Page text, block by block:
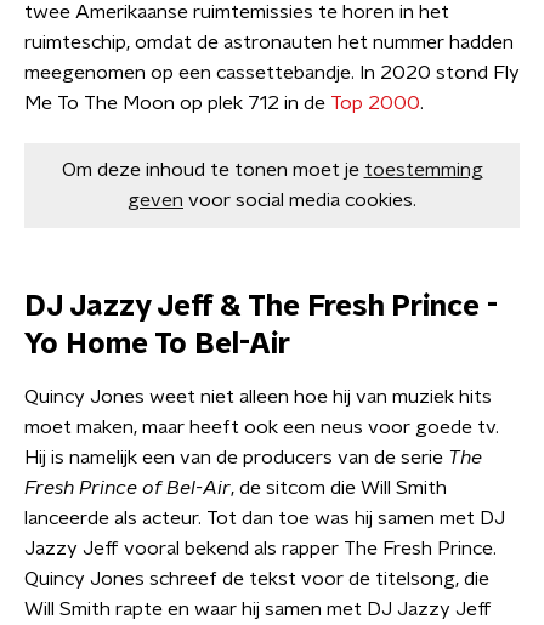
twee Amerikaanse ruimtemissies te horen in het
ruimteschip, omdat de astronauten het nummer hadden
meegenomen op een cassettebandje. In 2020 stond Fly
Me To The Moon op plek 712 in de Top 2000.
Om deze inhoud te tonen moet je toestemming
geven voor social media cookies.
DJ Jazzy Jeff & The Fresh Prince -
Yo Home To Bel-Air
Quincy Jones weet niet alleen hoe hij van muziek hits
moet maken, maar heeft ook een neus voor goede tv.
Hij is namelijk een van de producers van de serie The
Fresh Prince of Bel-Air, de sitcom die Will Smith
lanceerde als acteur. Tot dan toe was hij samen met DJ
Jazzy Jeff vooral bekend als rapper The Fresh Prince.
Quincy Jones schreef de tekst voor de titelsong, die
Will Smith rapte en waar hij samen met DJ Jazzy Jeff